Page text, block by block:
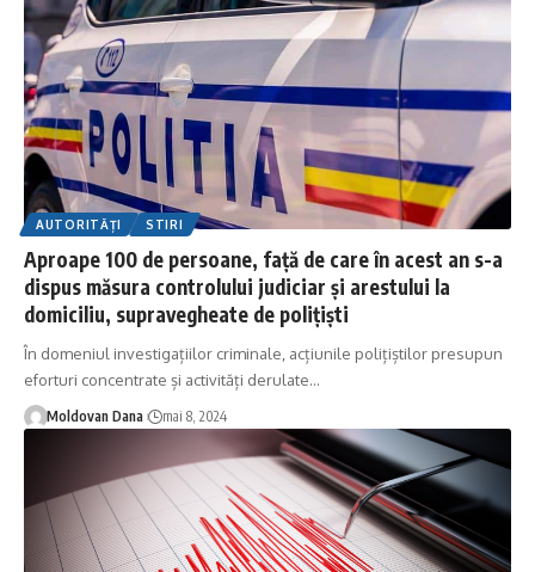
AUTORITĂȚI STIRI
Aproape 100 de persoane, față de care în acest an s-a
dispus măsura controlului judiciar și arestului la
domiciliu, supravegheate de polițiști
În domeniul investigațiilor criminale, acțiunile polițiștilor presupun
eforturi concentrate și activități derulate…
Moldovan Dana mai 8, 2024